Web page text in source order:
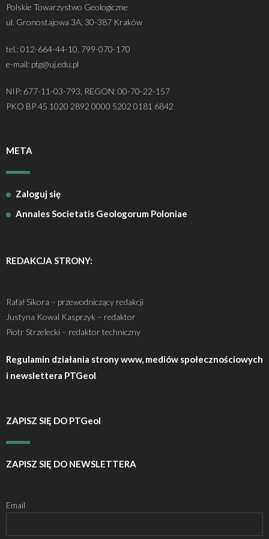
Polskie Towarzystwo Geologiczne
ul. Gronostajowa 3A, 30-387 Kraków
tel.: 012-664-44-10, 799-070-170
e-mail: ptg@uj.edu.pl
NIP: 677-11-03-793, REGON: 00-70-22-157
PKO BP 45 1020 2892 0000 5202 0181 6842
META
Zaloguj się
Annales Societatis Geologorum Poloniae
REDAKCJA STRONY:
Rafał Sikora – przewodniczący redakcji
Justyna Kowal Kasprzyk – redaktor
Piotr Strzelecki – redaktor techniczny
Regulamin działania strony www, mediów społecznościowych
i newslettera PTGeol
ZAPISZ SIĘ DO PTGeol
ZAPISZ SIĘ DO NEWSLETTERA
Email